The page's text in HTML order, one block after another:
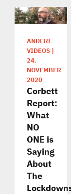
ANDERE
VIDEOS |
24.
NOVEMBER
2020
Corbett
Report:
What
NO
ONE is
Saying
About
The